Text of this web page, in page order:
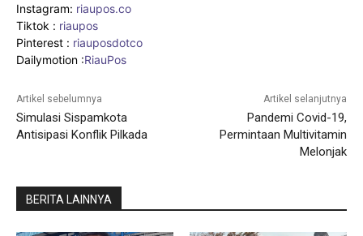
Instagram: riaupos.co
Tiktok : riaupos
Pinterest : riauposdotco
Dailymotion :RiauPos
Artikel sebelumnya
Simulasi Sispamkota
Antisipasi Konflik Pilkada
Artikel selanjutnya
Pandemi Covid-19,
Permintaan Multivitamin
Melonjak
BERITA LAINNYA